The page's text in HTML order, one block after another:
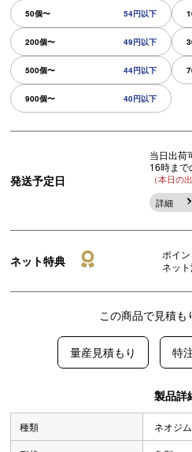
50個〜 54円以下
200個〜 49円以下
500個〜 44円以下
900個〜 40円以下
発送予定日
当日出荷
16時まで
（本日の
詳細
ネット特典 ポイン
ネッ
この商品で見積も
量産見積もり 特
製品詳
種類 ネオジ